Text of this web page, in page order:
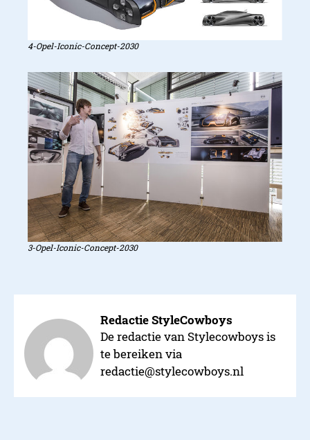
4-Opel-Iconic-Concept-2030
3-Opel-Iconic-Concept-2030
Redactie StyleCowboys
De redactie van Stylecowboys is
te bereiken via
redactie@stylecowboys.nl